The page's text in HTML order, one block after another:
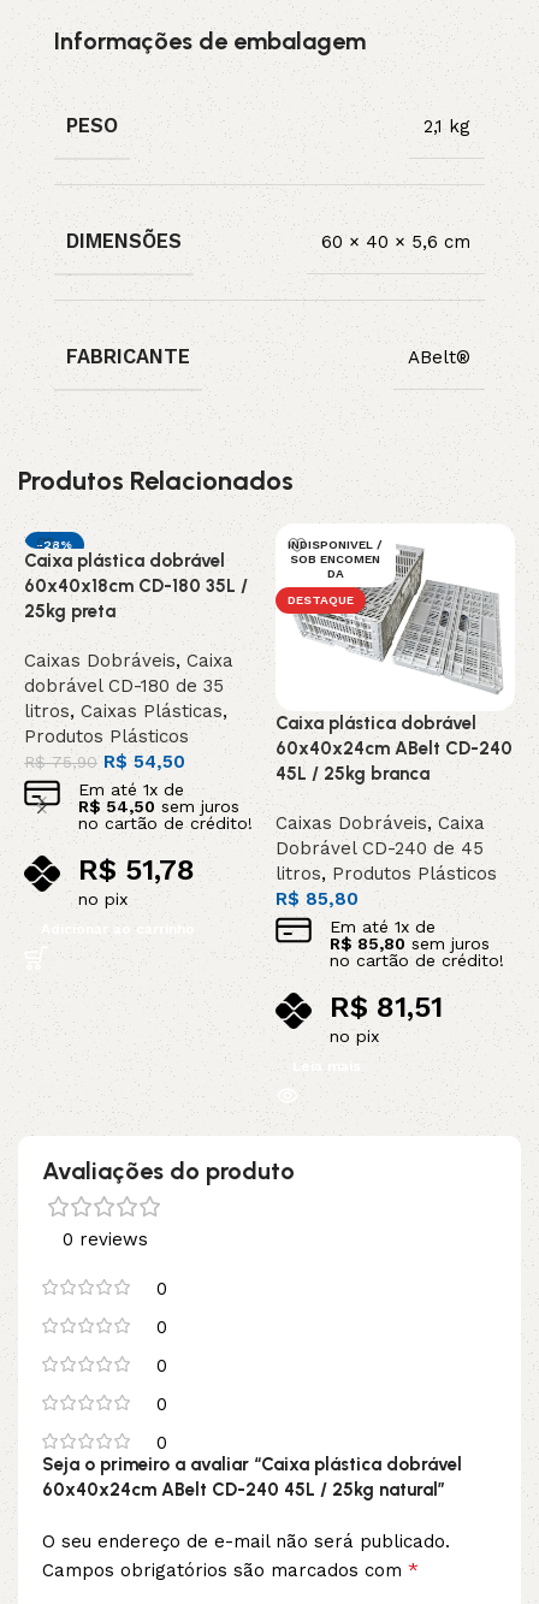
Informações de embalagem
PESO 2,1 kg
DIMENSÕES 60 × 40 × 5,6 cm
FABRICANTE ABelt®
Produtos Relacionados
-28%
DESTAQUE
Caixa plástica dobrável
60x40x18cm CD-180 35L /
25kg preta
Caixas Dobráveis, Caixa
dobrável CD-180 de 35
litros, Caixas Plásticas,
Produtos Plásticos
R$75,90 R$ 54,50
Em até 1x de
R$54,50 sem juros
no cartão de crédito!
R$51,78
no pix
Adicionar ao carrinho
INDISPONIVEL /
SOB ENCOMEN
DA
DESTAQUE
Caixa plástica dobrável
60x40x24cm ABelt CD-240
45L / 25kg branca
Caixas Dobráveis,Caixa
Dobrável CD-240 de 45
litros, Produtos Plásticos
R$85,80
Em até 1x de
R$85,80 sem juros
no cartão de crédito!
R$81,51
no pix
Leia mais
Avaliações do produto
0 reviews
0
0
0
0
0
Seja o primeiro a avaliar “Caixa plástica dobrável
60x40x24cm ABelt CD-240 45L / 25kg natural”
O seu endereço de e-mail não será publicado.
Campos obrigatórios são marcados com *